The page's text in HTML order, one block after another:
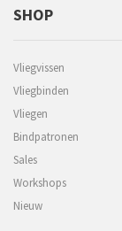
SHOP
Vliegvissen
Vliegbinden
Vliegen
Bindpatronen
Sales
Workshops
Nieuw